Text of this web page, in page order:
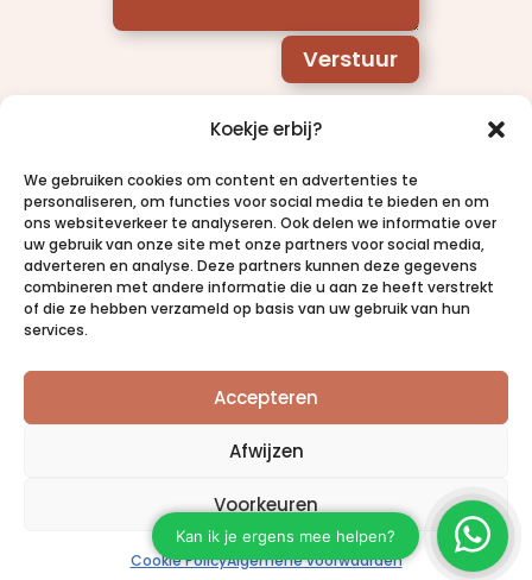
Koekje erbij?
We gebruiken cookies om content en advertenties te
personaliseren, om functies voor social media te bieden en om
ons websiteverkeer te analyseren. Ook delen we informatie over
uw gebruik van onze site met onze partners voor social media,
adverteren en analyse. Deze partners kunnen deze gegevens
combineren met andere informatie die u aan ze heeft verstrekt
of die ze hebben verzameld op basis van uw gebruik van hun
services.
Accepteren
Afwijzen
Voorkeuren
Cookie PolicyAlgemene voorwaarden
Verstuur
@2023 Dots & Lines | Site by Dots & Lines |Algemene
Voorwaarden|Privacy Statement| KvK: 62365347